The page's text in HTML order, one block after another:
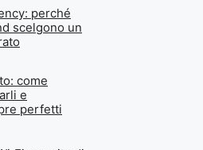
perché
scelgono un
come
e
perfetti